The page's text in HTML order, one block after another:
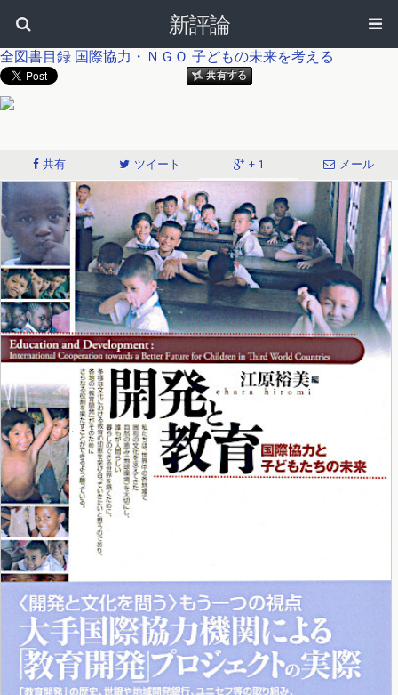
新評論
全図書目録 国際協力・ＮＧＯ 子どもの未来を考える
共有 ツイート + 1 メール